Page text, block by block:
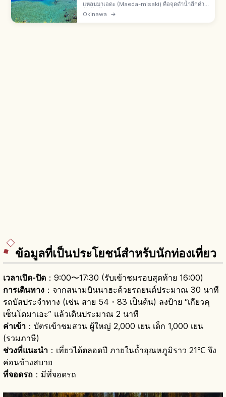
แหลมมาเอดะ (Maeda-misaki) คือจุดดำน้ำลึกดำ
น้ำตื้นชั้นนำหมู่บ้านอนนะ ตอนกลางเกาะหลักโอกิน
Okinawa →
ข้อมูลที่เป็นประโยชน์สำหรับนักท่องเที่ยว
เวลาเปิด-ปิด ：9:00〜17:30 (รับเข้าชมรอบสุดท้าย 16:00)
การเดินทาง ：จากสนามบินนาฮะด้วยรถยนต์ประมาณ 30 นาที
รถบัสประจำทาง (เช่น สาย 54・83 เป็นต้น) ลงป้าย “เกียวคุ
เซ็นโดมาเอะ” แล้วเดินประมาณ 2 นาที
ค่าเข้า ：บัตรเข้าชมสวน ผู้ใหญ่ 2,000 เยน เด็ก 1,000 เยน
(รวมภาษี)
ช่วงที่แนะนำ ：เที่ยวได้ตลอดปี ภายในถ้ำอุณหภูมิราว 21℃ จึง
ค่อนข้างสบาย
ที่จอดรถ ：มีที่จอดรถ